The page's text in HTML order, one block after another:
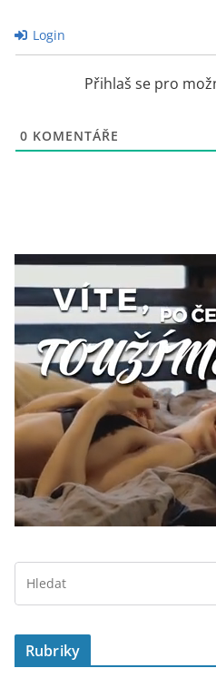
Login
Přihlaš se pro
0 KOMENTÁŘE
Rubriky